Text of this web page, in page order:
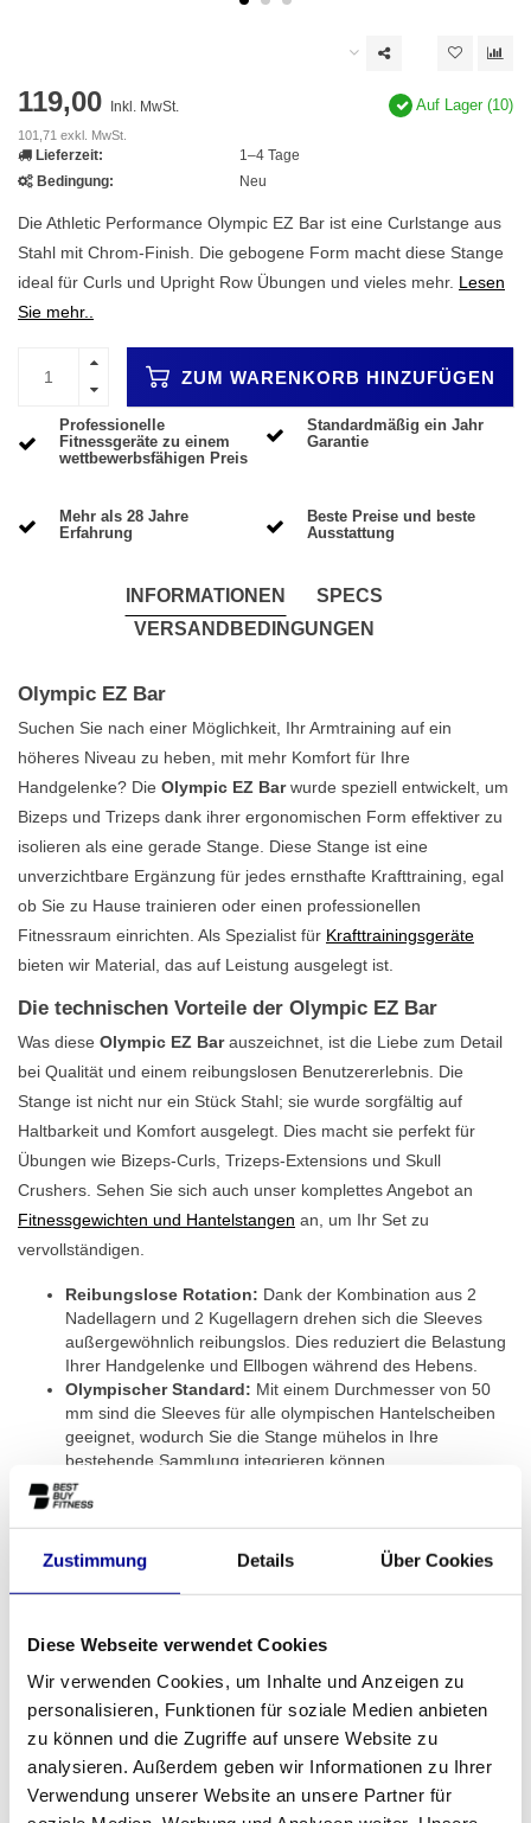
Zustimmung Details Über Cookies
Diese Webseite verwendet Cookies
Wir verwenden Cookies, um Inhalte und Anzeigen zu
personalisieren, Funktionen für soziale Medien anbieten
zu können und die Zugriffe auf unsere Website zu
analysieren. Außerdem geben wir Informationen zu Ihrer
Verwendung unserer Website an unsere Partner für
119,00 Inkl. MwSt.
101,71 exkl. MwSt.
Auf Lager (10)
Lieferzeit:
1–4 Tage
Bedingung:
Neu
Die Athletic Performance Olympic EZ Bar ist eine Curlstange aus
Stahl mit Chrom-Finish. Die gebogene Form macht diese Stange
ideal für Curls und Upright Row Übungen und vieles mehr. Lesen
Sie mehr..
ZUM WARENKORB HINZUFÜGEN
Professionelle
Fitnessgeräte zu einem
wettbewerbsfähigen Preis
Standardmäßig ein Jahr
Garantie
Mehr als 28 Jahre
Erfahrung
Beste Preise und beste
Ausstattung
INFORMATIONEN
SPECS
VERSANDBEDINGUNGEN
Olympic EZ Bar
Suchen Sie nach einer Möglichkeit, Ihr Armtraining auf ein
höheres Niveau zu heben, mit mehr Komfort für Ihre
Handgelenke? Die Olympic EZ Barwurde speziell entwickelt, um
Bizeps und Trizeps dank ihrer ergonomischen Form effektiver zu
isolieren als eine gerade Stange. Diese Stange ist eine
unverzichtbare Ergänzung für jedes ernsthafte Krafttraining, egal
ob Sie zu Hause trainieren oder einen professionellen
Fitnessraum einrichten. Als Spezialist für Krafttrainingsgeräte
bieten wir Material, das auf Leistung ausgelegt ist.
Die technischen Vorteile der Olympic EZ Bar
Was diese Olympic EZ Barauszeichnet, ist die Liebe zum Detail
bei Qualität und einem reibungslosen Benutzererlebnis. Die
Stange ist nicht nur ein Stück Stahl; sie wurde sorgfältig auf
Haltbarkeit und Komfort ausgelegt. Dies macht sie perfekt für
Übungen wie Bizeps-Curls, Trizeps-Extensions und Skull
Crushers. Sehen Sie sich auch unser komplettes Angebot an
Fitnessgewichten und Hantelstangen an, um Ihr Set zu
vervollständigen.
Reibungslose Rotation: Dank der Kombination aus 2
Nadellagern und 2 Kugellagern drehen sich die Sleeves
außergewöhnlich reibungslos. Dies reduziert die Belastung
Ihrer Handgelenke und Ellbogen während des Hebens.
Olympischer Standard: Mit einem Durchmesser von 50
mm sind die Sleeves für alle olympischen Hantelscheiben
geeignet, wodurch Sie die Stange mühelos in Ihre
bestehende Sammlung integrieren können.
Fester und komfortabler Griff:
Durchmesser von 30 mm, was einen festen Halt
gewährleistet, ohne sich unangenehm anzufühlen.
Kompakt und praktisch:Mit einer Länge von 120 cm und
Für wen ist diese EZ Bar geeignet?
Publikum geeignet. Für den ernsthaften Heimsportler ist sie das
perfekte Upgrade, um ein komplettes Home Gym zu realisieren.
Für Geschäftskunden wie Fitnessstudios, Personal Training
Studios oder Physiotherapiepraxen ist diese Stange eine
zuverlässige und langlebige Wahl, die intensive tägliche Nutzung